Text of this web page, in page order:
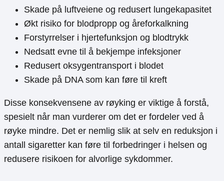
Skade på luftveiene og redusert lungekapasitet
Økt risiko for blodpropp og åreforkalkning
Forstyrrelser i hjertefunksjon og blodtrykk
Nedsatt evne til å bekjempe infeksjoner
Redusert oksygentransport i blodet
Skade på DNA som kan føre til kreft
Disse konsekvensene av røyking er viktige å forstå,
spesielt når man vurderer om det er fordeler ved å
røyke mindre. Det er nemlig slik at selv en reduksjon i
antall sigaretter kan føre til forbedringer i helsen og
redusere risikoen for alvorlige sykdommer.